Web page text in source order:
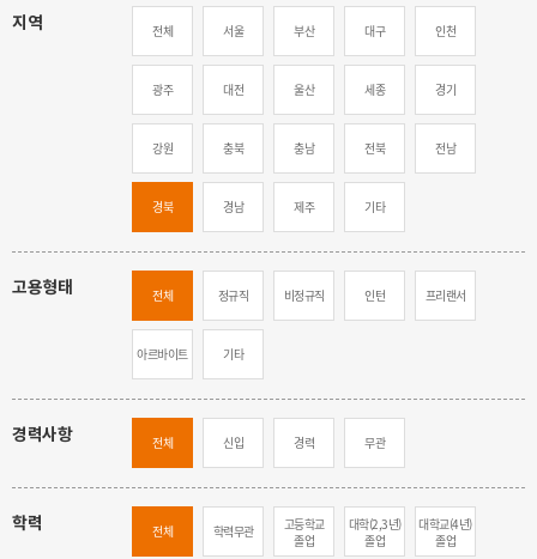
지역 전체 서울 부산 대구 인천
광주 대전 울산 세종 경기
강원 충북 충남 전북 전남
경북 경남 제주 기타
고용형태 전체 정규직 비정규직 인턴 프리랜서
아르바이트 기타
경력사항 전체 신입 경력 무관
학력 전체 학력무관
고등학교
졸업
대학(2,3년)
졸업
대학교(4년)
졸업